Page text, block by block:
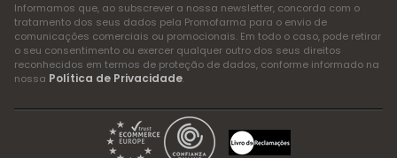
Informamos que, ao subscrever a nossa newsletter, concorda com o
tratamento dos seus dados pela Promofarma para o envio de
comunicações comerciais ou promocionais. Em todo o caso, pode retirar
o seu consentimento ou exercer qualquer outro dos seus direitos
reconhecidos em termos de proteção de dados, conforme informado na
nossa Política de Privacidade.